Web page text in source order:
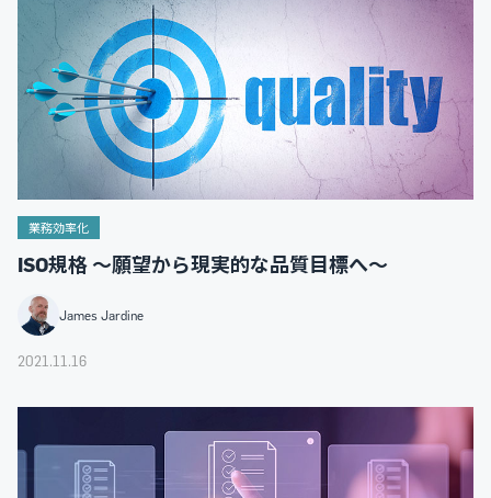
業務効率化
ISO規格 ～願望から現実的な品質目標へ～
James Jardine
2021.11.16